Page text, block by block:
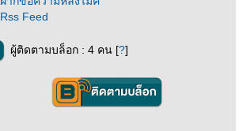
Rss Feed
ผู้ติดตามบล็อก : 4 คน [?]